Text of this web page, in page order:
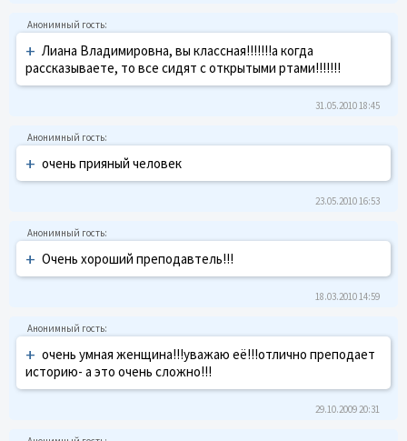
+ Лиана Владимировна, вы классная!!!!!!!а когда
рассказываете, то все сидят с открытыми ртами!!!!!!!
31.05.2010 18:45
+ очень прияный человек
23.05.2010 16:53
+ Очень хороший преподавтель!!!
18.03.2010 14:59
+ очень умная женщина!!!уважаю её!!!отлично преподает
историю- а это очень сложно!!!
29.10.2009 20:31